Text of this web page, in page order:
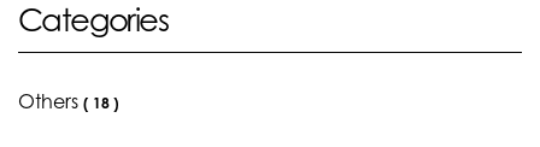
Categories
Others ( 18 )